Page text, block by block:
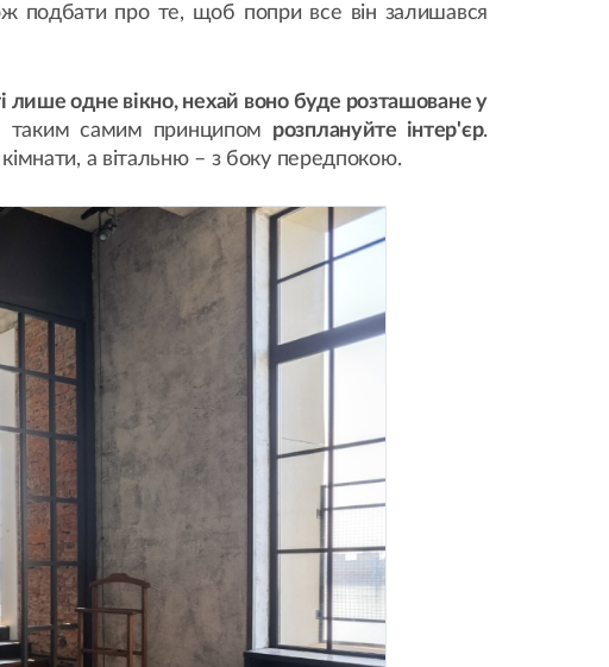
подбати про те, щоб попри все він залишався
лише одне вікно, нехай воно буде розташоване у
таким самим принципом розплануйте інтер'єр.
а вітальню – з боку передпокою.